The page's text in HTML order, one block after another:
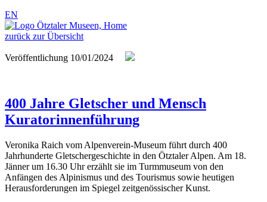
EN
zurück zur Übersicht
Veröffentlichung 10/01/2024
400 Jahre Gletscher und Mensch
Kuratorinnenführung
Veronika Raich vom Alpenverein-Museum führt durch 400
Jahrhunderte Gletschergeschichte in den Ötztaler Alpen. Am 18.
Jänner um 16.30 Uhr erzählt sie im Turmmuseum von den
Anfängen des Alpinismus und des Tourismus sowie heutigen
Herausforderungen im Spiegel zeitgenössischer Kunst.